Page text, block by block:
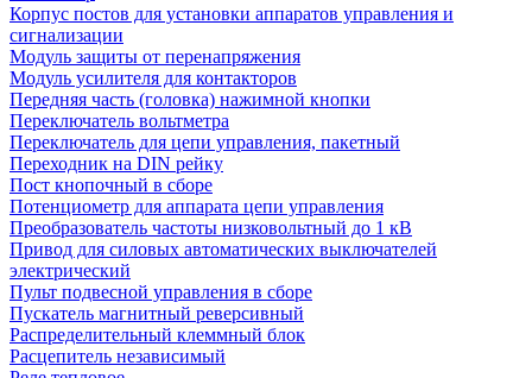
Корпус постов для установки аппаратов управления и
сигнализации
Модуль защиты от перенапряжения
Модуль усилителя для контакторов
Передняя часть (головка) нажимной кнопки
Переключатель вольтметра
Переключатель для цепи управления, пакетный
Переходник на DIN рейку
Пост кнопочный в сборе
Потенциометр для аппарата цепи управления
Преобразователь частоты низковольтный до 1 кВ
Привод для силовых автоматических выключателей
электрический
Пульт подвесной управления в сборе
Пускатель магнитный реверсивный
Распределительный клеммный блок
Расцепитель независимый